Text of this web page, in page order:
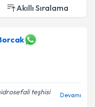
Akıllı Sıralama
teşhisi
Devamı